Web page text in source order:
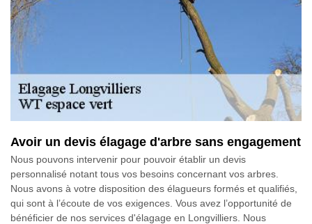
Avoir un devis élagage d'arbre sans engagement
Nous pouvons intervenir pour pouvoir établir un devis
personnalisé notant tous vos besoins concernant vos arbres.
Nous avons à votre disposition des élagueurs formés et qualifiés,
qui sont à l’écoute de vos exigences. Vous avez l’opportunité de
bénéficier de nos services d'élagage en Longvilliers. Nous